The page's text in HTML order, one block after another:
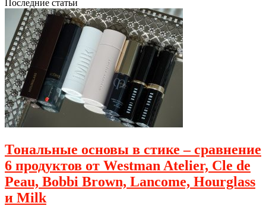
Последние статьи
Тональные основы в стике – сравнение
6 продуктов от Westman Atelier, Cle de
Peau, Bobbi Brown, Lancome, Hourglass
и Milk